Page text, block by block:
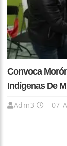
Convoca
Indígenas De
Adm3 07